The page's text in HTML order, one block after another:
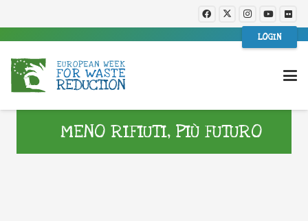
LOGIN
MENO RIFIUTI, PIÙ FUTURO